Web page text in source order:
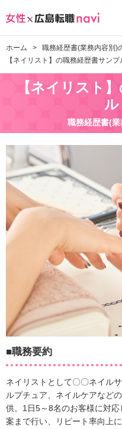
ホーム
職務経歴書(業務内容別)
【ネイリスト】の職務経歴書サン
【ネイリスト
ル
職務経歴書(
■職務要約
ネイリストとして〇〇ネイル
ルプチュア、ネイルケアなど
供。1日5～8名のお客様に対
案まで行い、リピート率向上